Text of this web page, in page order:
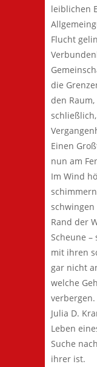
leiblichen
Flucht
die
den
Einen
nun am
Im Wind
schwingen
Rand der
Scheune –
mit ihren
gar nicht
welche
Julia D.
Leben
Suche
ihrer ist.